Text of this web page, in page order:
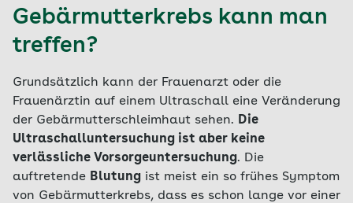
Gebärmutterkrebs kann man
treffen?
Grundsätzlich kann der Frauenarzt oder die
Frauenärztin auf einem Ultraschall eine Veränderung
der Gebärmutterschleimhaut sehen. Die
Ultraschalluntersuchung ist aber keine
verlässliche Vorsorgeuntersuchung. Die
auftretende Blutung ist meist ein so frühes Symptom
von Gebärmutterkrebs, dass es schon lange vor einer